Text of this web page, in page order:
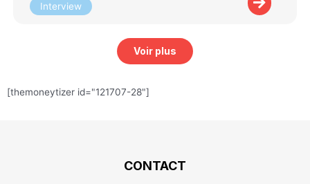
Interview
Voir plus
[themoneytizer id="121707-28"]
CONTACT